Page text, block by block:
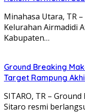
Minahasa Utara, TR
Kelurahan Airmadidi
Kabupaten…
Ground Breaking
Target Rampung
SITARO, TR –
Sitaro resmi